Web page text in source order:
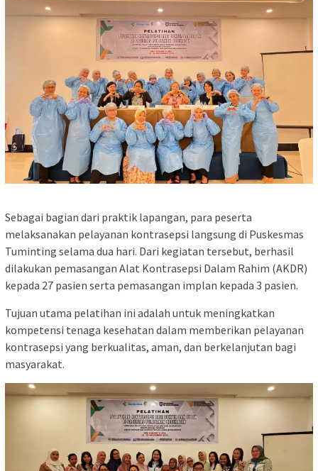
Sebagai bagian dari praktik lapangan, para peserta
melaksanakan pelayanan kontrasepsi langsung di Puskesmas
Tuminting selama dua hari. Dari kegiatan tersebut, berhasil
dilakukan pemasangan Alat Kontrasepsi Dalam Rahim (AKDR)
kepada 27 pasien serta pemasangan implan kepada 3 pasien.
Tujuan utama pelatihan ini adalah untuk meningkatkan
kompetensi tenaga kesehatan dalam memberikan pelayanan
kontrasepsi yang berkualitas, aman, dan berkelanjutan bagi
masyarakat.